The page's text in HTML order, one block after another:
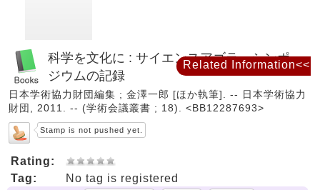
科学を文化に : サイエンスアゴラ・シンポ
ジウムの記録
日本学術協力財団編集 ; 金澤一郎 [ほか執筆]. -- 日本学術協力
財団, 2011. -- (学術会議叢書 ; 18). <BB12287693>
Stamp is not pushed yet.
Rating:
Tag:
No tag is registered
Related Information<<